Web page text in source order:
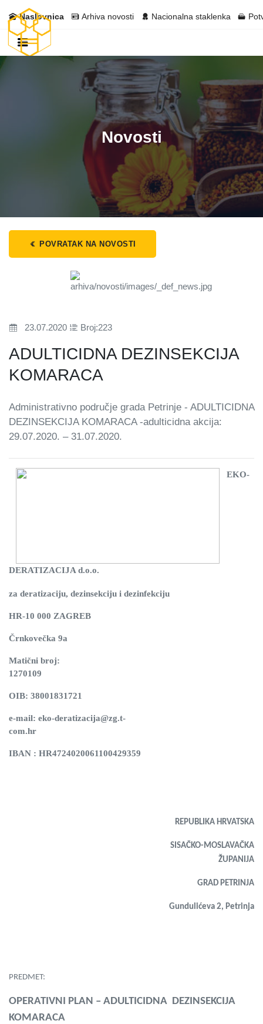
Naslovnica Arhiva novosti Nacionalna staklenka
Novosti
POVRATAK NA NOVOSTI
23.07.2020 Broj:223
ADULTICIDNA DEZINSEKCIJA
KOMARACA
Administrativno područje grada Petrinje - ADULTICIDNA
DEZINSEKCIJA KOMARACA -adulticidna akcija:
29.07.2020. – 31.07.2020.
EKO-
DERATIZACIJA d.o.o.
za deratizaciju, dezinsekciju i dezinfekciju
HR-10 000 ZAGREB
Črnkovečka 9a
Matični broj:
OIB: 38001831721
e-mail: eko-deratizacija@zg.t-
com.hr
IBAN : HR4724020061100429359
REPUBLIKA HRVATSKA
SISAČKO-MOSLAVAČKA
ŽUPANIJA
GRAD PETRINJA
Gundulićeva 2, Petrinja
PREDMET:
OPERATIVNI PLAN – ADULTICIDNA DEZINSEKCIJA
KOMARACA